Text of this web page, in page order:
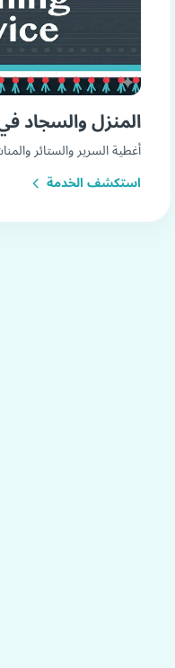
المنزل والسجاد
أغطية السرير والستائر
استكشف الخدمة